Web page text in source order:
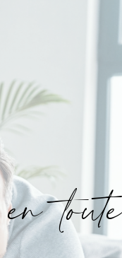
en toue